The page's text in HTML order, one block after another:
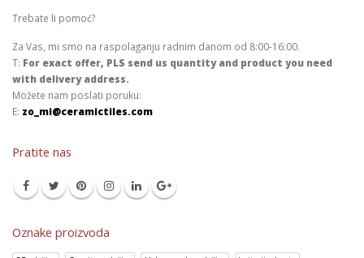
Trebate li pomoć?
Za Vas, mi smo na raspolaganju radnim danom od 8:00-16:00.
T: For exact offer, PLS send us quantity and product you need
with delivery address.
Možete nam poslati poruku:
E: zo_mi@ceramictiles.com
Pratite nas
Oznake proizvoda